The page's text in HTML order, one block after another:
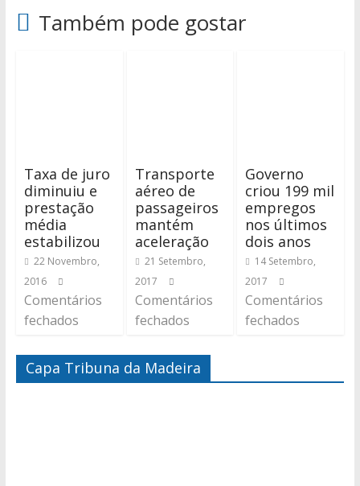
Também pode gostar
Taxa de juro
diminuiu e
prestação
média
estabilizou
22 Novembro,
2016
Comentários
fechados
Transporte
aéreo de
passageiros
mantém
aceleração
21 Setembro,
2017
Comentários
fechados
Governo
criou 199 mil
empregos
nos últimos
dois anos
14 Setembro,
2017
Comentários
fechados
Capa Tribuna da Madeira